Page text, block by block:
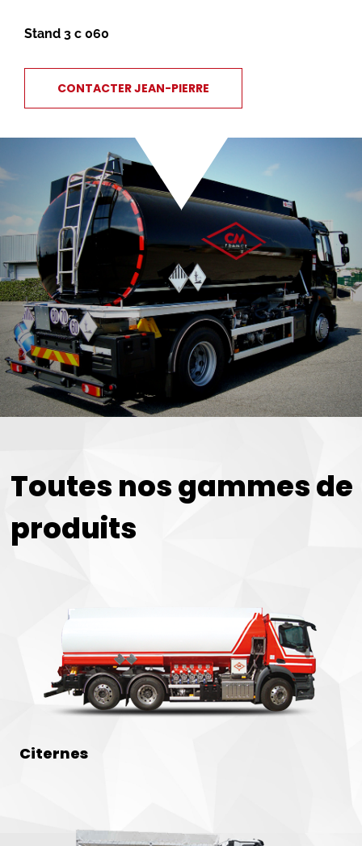
Stand 3 c 060
CONTACTER JEAN-PIERRE
Toutes nos gammes de
produits
Citernes